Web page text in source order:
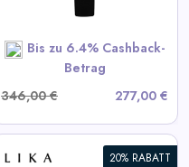
Bis zu 6.4% Cashback-
Betrag
346,00 €
277,00 €
20% RABATT